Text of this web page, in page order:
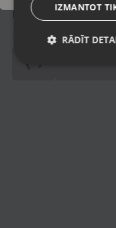
Piegādes veidi
IZMANTOT
RĀDĪT